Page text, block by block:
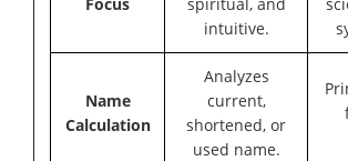
intuitive.
Name
Calculation
Analyzes
current,
shortened, or
used name.